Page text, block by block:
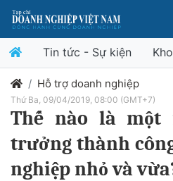
Tin tức - Sự kiện
Hỗ trợ doanh nghiệp
Thứ Ba, 09/04/2019, 08:00 (GMT+7)
Thế nào là một
trưởng thành
nghiệp nhỏ và